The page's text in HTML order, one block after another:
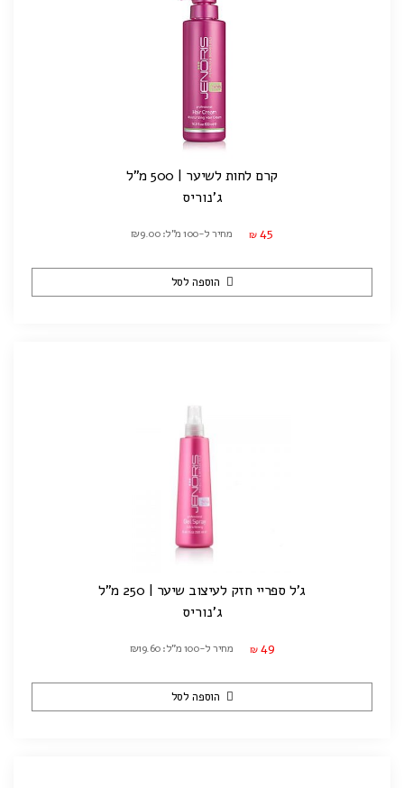
קרם לחות לשיער | 500 מ"ל
ג'נוריס
₪ 45 מחיר ל-100 מ"ל: ₪9.00
הוספה לסל
ג'ל ספריי חזק לעיצוב שיער | 250 מ"ל
ג'נוריס
₪ 49 מחיר ל-100 מ"ל: ₪19.60
הוספה לסל